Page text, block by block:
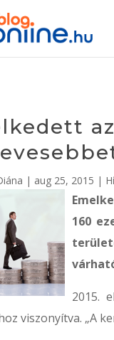
| aug 25, 2015 |
160
2015.
viszonyítva. „A